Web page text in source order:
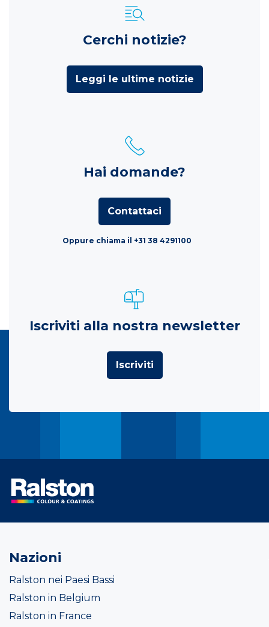
Cerchi notizie?
Leggi le ultime notizie
Hai domande?
Contattaci
Oppure chiama il +31 38 4291100
Iscriviti alla nostra newsletter
Iscriviti
Nazioni
Ralston nei Paesi Bassi
Ralston in Belgium
Ralston in France